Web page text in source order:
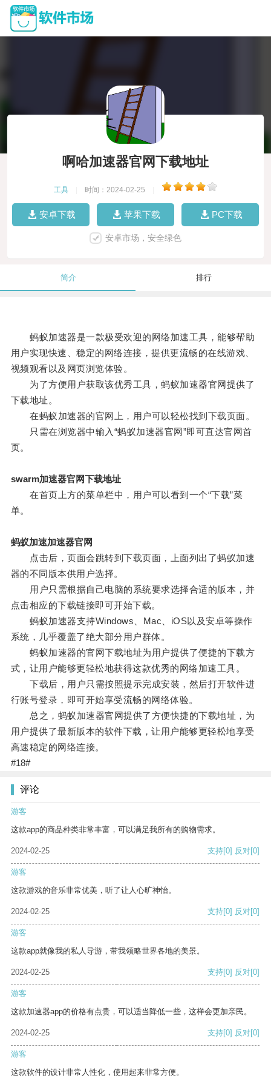
啊哈加速器官网下载地址
工具 时间：2024-02-25
安卓下载 苹果下载 PC下载
安卓市场，安全绿色
简介 排行
蚂蚁加速器是一款极受欢迎的网络加速工具，能够帮助
用户实现快速、稳定的网络连接，提供更流畅的在线游戏、
视频观看以及网页浏览体验。
为了方便用户获取该优秀工具，蚂蚁加速器官网提供了
下载地址。
在蚂蚁加速器的官网上，用户可以轻松找到下载页面。
只需在浏览器中输入“蚂蚁加速器官网”即可直达官网首
页。
swarm加速器官网下载地址
在首页上方的菜单栏中，用户可以看到一个“下载”菜
单。
蚂蚁加速加速器官网
点击后，页面会跳转到下载页面，上面列出了蚂蚁加速
器的不同版本供用户选择。
用户只需根据自己电脑的系统要求选择合适的版本，并
点击相应的下载链接即可开始下载。
蚂蚁加速器支持Windows、Mac、iOS以及安卓等操作
系统，几乎覆盖了绝大部分用户群体。
蚂蚁加速器的官网下载地址为用户提供了便捷的下载方
式，让用户能够更轻松地获得这款优秀的网络加速工具。
下载后，用户只需按照提示完成安装，然后打开软件进
行账号登录，即可开始享受流畅的网络体验。
总之，蚂蚁加速器官网提供了方便快捷的下载地址，为
用户提供了最新版本的软件下载，让用户能够更轻松地享受
高速稳定的网络连接。
#18#
评论
游客
这款app的商品种类非常丰富，可以满足我所有的购物需求。
2024-02-25 支持[0] 反对[0]
游客
这款游戏的音乐非常优美，听了让人心旷神怡。
2024-02-25 支持[0] 反对[0]
游客
这款app就像我的私人导游，带我领略世界各地的美景。
2024-02-25 支持[0] 反对[0]
游客
这款加速器app的价格有点贵，可以适当降低一些，这样会更加亲民。
2024-02-25 支持[0] 反对[0]
游客
这款软件的设计非常人性化，使用起来非常方便。